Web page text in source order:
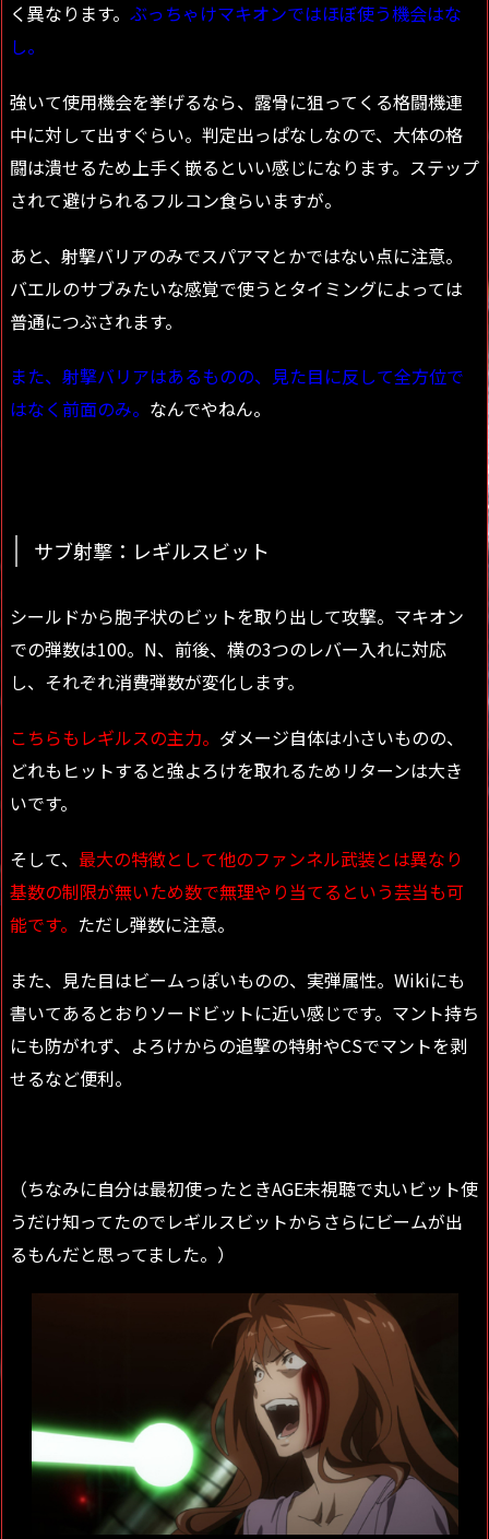
く異なります。 ぶっちゃけマキオンではほぼ使う機会はな
し。
強いて使用機会を挙げるなら、露骨に狙ってくる格闘機連
中に対して出すぐらい。判定出っぱなしなので、大体の格
闘は潰せるため上手く嵌るといい感じになります。ステップ
されて避けられるフルコン食らいますが。
あと、射撃バリアのみでスパアマとかではない点に注意。
バエルのサブみたいな感覚で使うとタイミングによっては
普通につぶされます。
また、射撃バリアはあるものの、見た目に反して全方位で
はなく前面のみ。 なんでやねん。
サブ射撃：レギルスビット
シールドから胞子状のビットを取り出して攻撃。マキオン
での弾数は100。N、前後、横の3つのレバー入れに対応
し、それぞれ消費弾数が変化します。
こちらもレギルスの主力。 ダメージ自体は小さいものの、
どれもヒットすると強よろけを取れるためリターンは大き
いです。
そして、 最大の特徴として他のファンネル武装とは異なり
基数の制限が無いため数で無理やり当てるという芸当も可
能です。 ただし弾数に注意。
また、見た目はビームっぽいものの、実弾属性。Wikiにも
書いてあるとおりソードビットに近い感じです。マント持ち
にも防がれず、よろけからの追撃の特射やCSでマントを剥
せるなど便利。
（ちなみに自分は最初使ったときAGE未視聴で丸いビット使
うだけ知ってたのでレギルスビットからさらにビームが出
るもんだと思ってました。）